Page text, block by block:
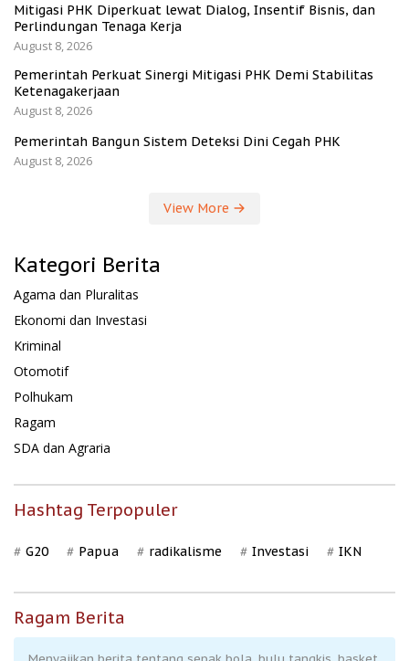
Mitigasi PHK Diperkuat lewat Dialog, Insentif Bisnis, dan
Perlindungan Tenaga Kerja
August 8, 2026
Pemerintah Perkuat Sinergi Mitigasi PHK Demi Stabilitas
Ketenagakerjaan
August 8, 2026
Pemerintah Bangun Sistem Deteksi Dini Cegah PHK
August 8, 2026
View More
Kategori Berita
Agama dan Pluralitas
Ekonomi dan Investasi
Kriminal
Otomotif
Polhukam
Ragam
SDA dan Agraria
Hashtag Terpopuler
G20 Papua radikalisme Investasi IKN
Ragam Berita